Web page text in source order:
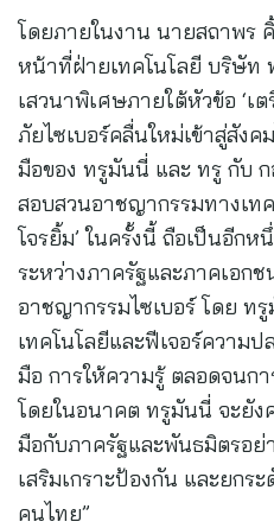
โดยภายในงาน นายสถาพร
หน้าที่ฝ่ายเทคโนโลยี บริษัท
เสวนาพิเศษภายใต้หัวข้อ ‘เ
ภัยไซเบอร์คลื่นใหม่เข้าสู่สังค
มือของ ทรูมันนี่ และ ทรู กับ
สอบสวนอาชญากรรมทางเท
โจรยิ้ม’ ในครั้งนี้ ถือเป็นอีกห
ระหว่างภาครัฐและภาคเอก
อาชญากรรมไซเบอร์ โดย
เทคโนโลยีและฟีเจอร์ความ
มือ การให้ความรู้ ตลอดจนก
โดยในอนาคต ทรูมันนี่ จะยัง
มือกับภาครัฐและพันธมิตรอย่
เสริมเกราะป้องกัน และยก
คนไทย”